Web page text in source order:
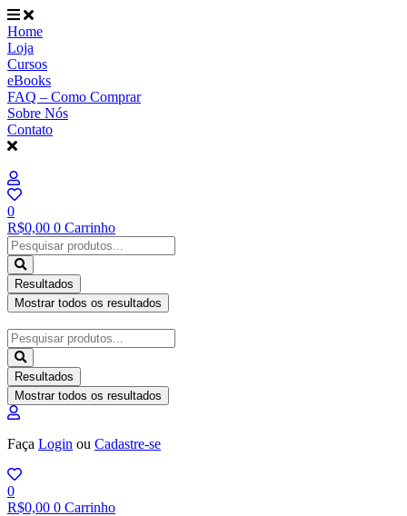
Ir
para
o
conteúdo
Home
Loja
Cursos
eBooks
FAQ – Como Comprar
Sobre Nós
Contato
0
R$0,00 0 Carrinho
Pesquisar
...
Resultados
Mostrar todos os resultados
Pesquisar
...
Resultados
Mostrar todos os resultados
Faça Login ou Cadastre-se
0
R$0,00 0 Carrinho